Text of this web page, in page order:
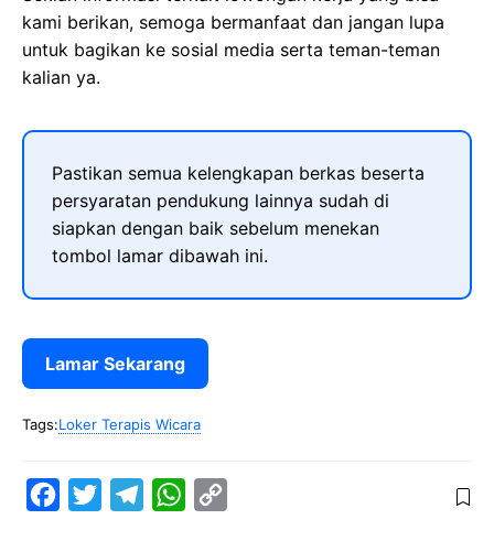
kami berikan, semoga bermanfaat dan jangan lupa
untuk bagikan ke sosial media serta teman-teman
kalian ya.
Pastikan semua kelengkapan berkas beserta
persyaratan pendukung lainnya sudah di
siapkan dengan baik sebelum menekan
tombol lamar dibawah ini.
Lamar Sekarang
Tags:Loker Terapis Wicara
W